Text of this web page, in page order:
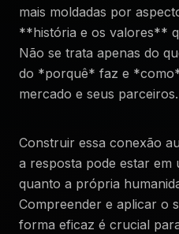
mais moldadas por
**história e os valores**
Não se trata apenas do
do *porquê* faz e
mercado e seus parceiros.
Construir essa conexão
a resposta pode estar em
quanto a própria
Compreender e aplicar o
forma eficaz é crucial